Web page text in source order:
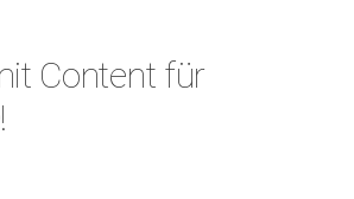
Content für